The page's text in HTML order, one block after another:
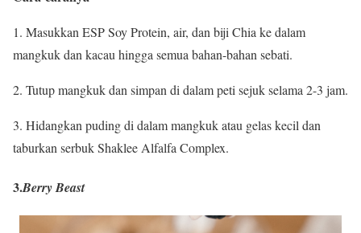
1. Masukkan ESP Soy Protein, air, dan biji Chia ke dalam
mangkuk dan kacau hingga semua bahan-bahan sebati.
2. Tutup mangkuk dan simpan di dalam peti sejuk selama 2-3 jam.
3. Hidangkan puding di dalam mangkuk atau gelas kecil dan
taburkan serbuk Shaklee Alfalfa Complex.
3.Berry Beast